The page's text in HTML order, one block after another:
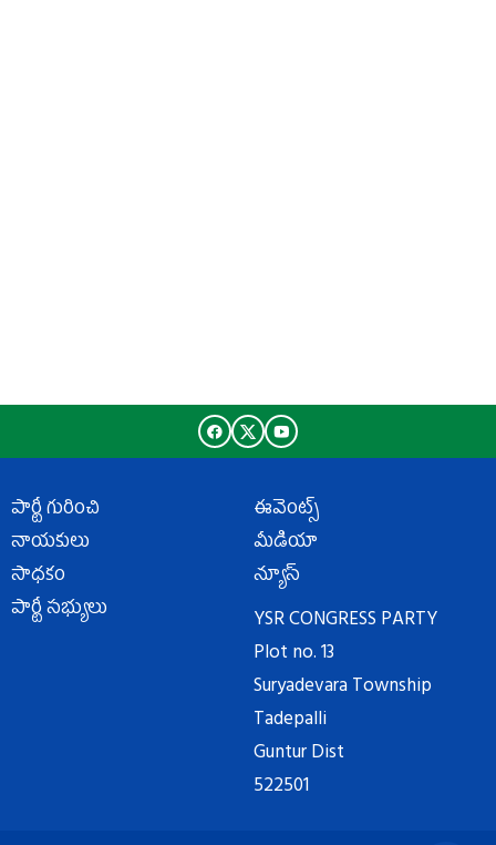
పార్టీ గురించి
నాయకులు
సాధకం
పార్టీ సభ్యులు
ఈవెంట్స్
మీడియా
న్యూస్
YSR CONGRESS PARTY
Plot no. 13
Suryadevara Township
Tadepalli
Guntur Dist
522501